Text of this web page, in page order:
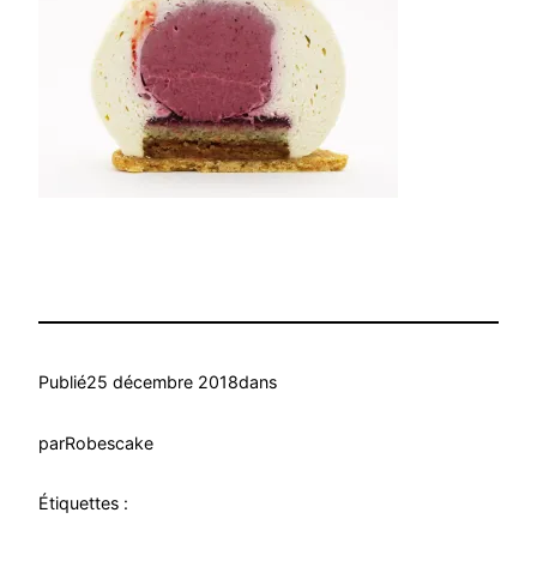
Publié25 décembre 2018dans
parRobescake
Étiquettes :